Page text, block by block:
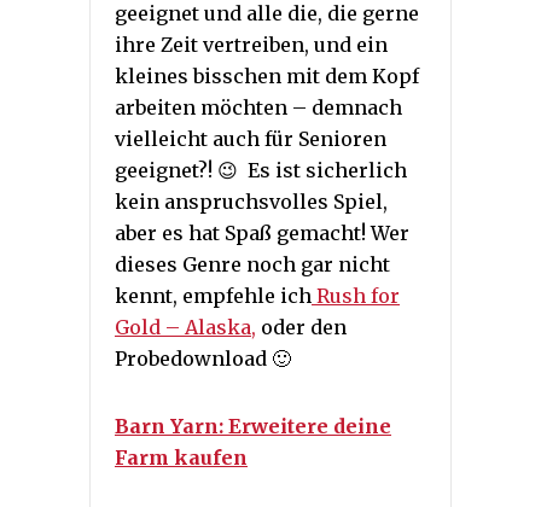
geeignet und alle die, die gerne
ihre Zeit vertreiben, und ein
kleines bisschen mit dem Kopf
arbeiten möchten – demnach
vielleicht auch für Senioren
geeignet?! 😉 Es ist sicherlich
kein anspruchsvolles Spiel,
aber es hat Spaß gemacht! Wer
dieses Genre noch gar nicht
kennt, empfehle ich Rush for
Gold – Alaska, oder den
Probedownload 🙂
Barn Yarn: Erweitere deine
Farm kaufen